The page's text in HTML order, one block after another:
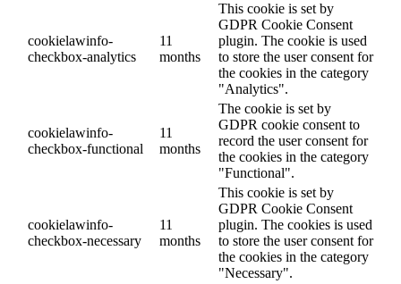
cookielawinfo-
checkbox-analytics
11
months
This cookie is set by
GDPR Cookie Consent
plugin. The cookie is used
to store the user consent for
the cookies in the category
"Analytics".
cookielawinfo-
checkbox-functional
11
months
The cookie is set by
GDPR cookie consent to
record the user consent for
the cookies in the category
"Functional".
cookielawinfo-
checkbox-necessary
11
months
This cookie is set by
GDPR Cookie Consent
plugin. The cookies is used
to store the user consent for
the cookies in the category
"Necessary".